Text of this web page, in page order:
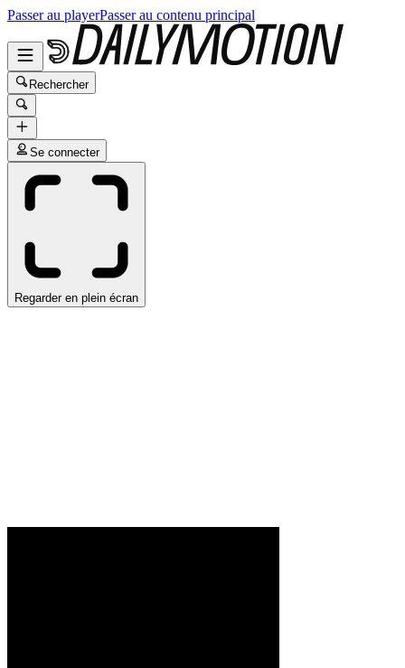
Passer au playerPasser au contenu principal
Rechercher
Se connecter
Regarder en plein écran